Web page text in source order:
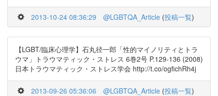
2013-10-24 08:36:29 @LGBTQA_Article (投稿一覧)
【LGBT/臨床心理学】石丸径一郎「性的マイノリティとトラ
ウマ」トラウマティック・ストレス 6巻2号 P.129-136 (2008)
日本トラウマティック・ストレス学会 http://t.co/ogfichRh4j
2013-09-26 05:36:06 @LGBTQA_Article (投稿一覧)